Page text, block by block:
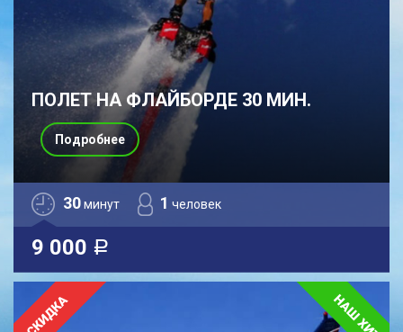
ПОЛЕТ НА ФЛАЙБОРДЕ 30 МИН.
30минут 1 человек
9 000 a
Подробнее